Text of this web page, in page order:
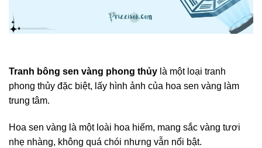
Tranh bông sen vàng phong thủy là một loại tranh
phong thủy đặc biệt, lấy hình ảnh của hoa sen vàng làm
trung tâm.
Hoa sen vàng là một loài hoa hiếm, mang sắc vàng tươi
nhẹ nhàng, không quá chói nhưng vẫn nổi bật.